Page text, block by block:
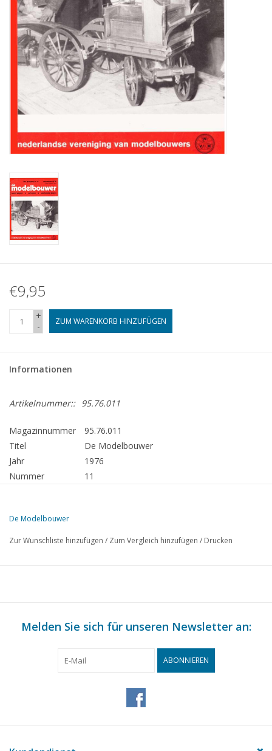
NEUE ZEITSCHRIFTEN
ABONNEMENT DER
MODELLBAUER
Baubeschreibungen
€9,95
+
-
ZUM WARENKORB HINZUFÜGEN
Informationen
Artikelnummer:: 95.76.011
Magazinnummer
95.76.011
Titel
De Modelbouwer
Jahr
1976
Nummer
11
313
Buchbesprechung
Die Entwicklung der französischen Dampflok TEIL 3
Ein Lemster Fährschiff. TEIL 1 (Zeichnung)
Amerikanische Kreuzer der "Leahy"-Klasse TEIL 11
Änderung an Myford . (Zeichnung)
333
Was auf der Jahrestagung zu sehen war.
De Modelbouwer
Zur Wunschliste hinzufügen / Zum Vergleich hinzufügen / Drucken
Melden Sie sich für unseren Newsletter an:
ABONNIEREN